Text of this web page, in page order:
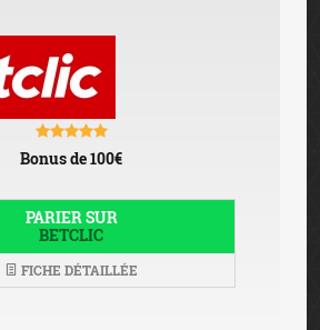
Bonus de 100€
PARIER SUR
BETCLIC
FICHE DÉTAILLÉE